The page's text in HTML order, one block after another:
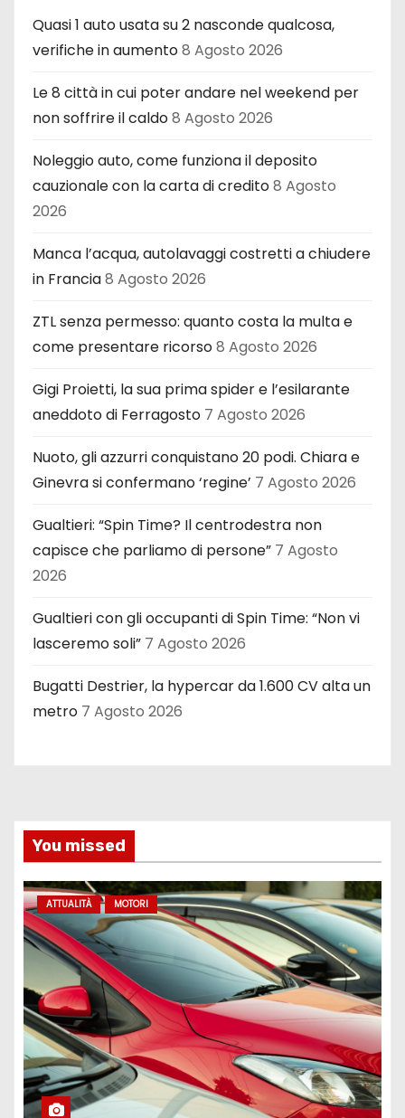
Quasi 1 auto usata su 2 nasconde qualcosa,
verifiche in aumento8 Agosto 2026
Le 8 città in cui poter andare nel weekend per
non soffrire il caldo8 Agosto 2026
Noleggio auto, come funziona il deposito
cauzionale con la carta di credito8 Agosto
2026
Manca l’acqua, autolavaggi costretti a chiudere
in Francia8 Agosto 2026
ZTL senza permesso: quanto costa la multa e
come presentare ricorso8 Agosto 2026
Gigi Proietti, la sua prima spider e l’esilarante
aneddoto di Ferragosto 7 Agosto 2026
Nuoto, gli azzurri conquistano 20 podi. Chiara e
Ginevra si confermano ‘regine’ 7 Agosto 2026
Gualtieri: “Spin Time? Il centrodestra non
capisce che parliamo di persone” 7 Agosto
2026
Gualtieri con gli occupanti di Spin Time: “Non vi
lasceremo soli” 7 Agosto 2026
Bugatti Destrier, la hypercar da 1.600 CV alta un
metro 7 Agosto 2026
You missed
ATTUALITÀ MOTORI